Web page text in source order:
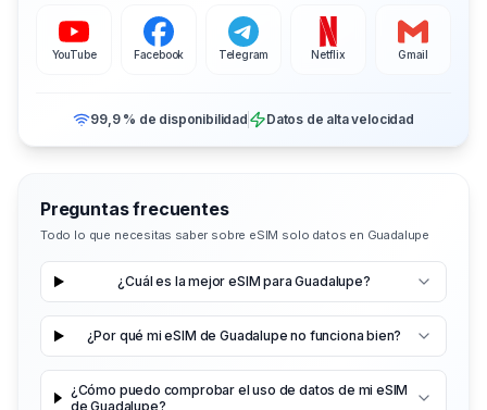
YouTube Facebook Telegram Netflix Gmail
99,9 % de disponibilidad Datos de alta velocidad
Preguntas frecuentes
Todo lo que necesitas saber sobre eSIM solo datos en Guadalupe
¿Cuál es la mejor eSIM para Guadalupe?
¿Por qué mi eSIM de Guadalupe no funciona bien?
¿Cómo puedo comprobar el uso de datos de mi eSIM
de Guadalupe?